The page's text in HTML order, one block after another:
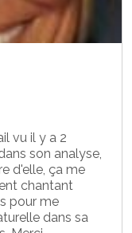
vu il y a 2
son analyse,
d'elle, ça me
chantant
pour me
dans sa